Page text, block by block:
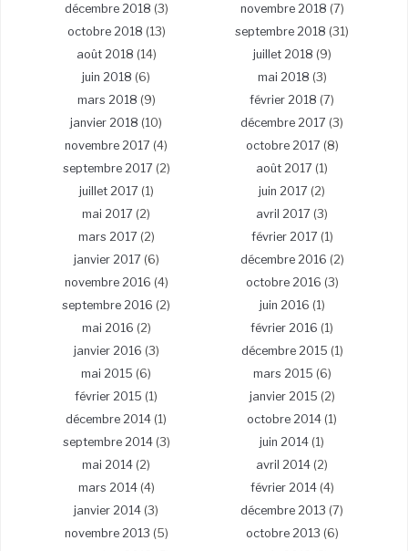
décembre 2018 (3) novembre 2018 (7)
octobre 2018 (13) septembre 2018 (31)
août 2018 (14) juillet 2018 (9)
juin 2018 (6) mai 2018 (3)
mars 2018 (9) février 2018 (7)
janvier 2018 (10) décembre 2017 (3)
novembre 2017 (4) octobre 2017 (8)
septembre 2017 (2) août 2017 (1)
juillet 2017 (1) juin 2017 (2)
mai 2017 (2) avril 2017 (3)
mars 2017 (2) février 2017 (1)
janvier 2017 (6) décembre 2016 (2)
novembre 2016 (4) octobre 2016 (3)
septembre 2016 (2) juin 2016 (1)
mai 2016 (2) février 2016 (1)
janvier 2016 (3) décembre 2015 (1)
mai 2015 (6) mars 2015 (6)
février 2015 (1) janvier 2015 (2)
décembre 2014 (1) octobre 2014 (1)
septembre 2014(3) juin 2014 (1)
mai 2014 (2) avril 2014 (2)
mars 2014(4) février 2014(4)
janvier 2014 (3) décembre 2013 (7)
novembre 2013 (5) octobre 2013 (6)